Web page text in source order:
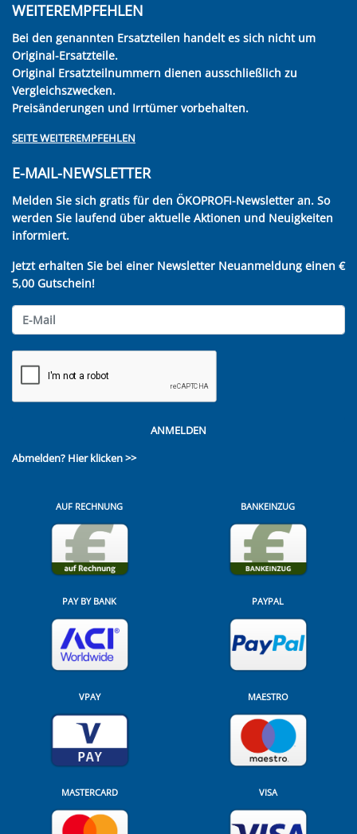
WEITEREMPFEHLEN
Bei den genannten Ersatzteilen handelt es sich nicht um
Original-Ersatzteile.
Original Ersatzteilnummern dienen ausschließlich zu
Vergleichszwecken.
Preisänderungen und Irrtümer vorbehalten.
SEITE WEITEREMPFEHLEN
E-MAIL-NEWSLETTER
Melden Sie sich gratis für den ÖKOPROFI-Newsletter an. So
werden Sie laufend über aktuelle Aktionen und Neuigkeiten
informiert.
Jetzt erhalten Sie bei einer Newsletter Neuanmeldung einen €
5,00 Gutschein!
ANMELDEN
Abmelden? Hier klicken >>
AUF RECHNUNG BANKEINZUG
PAY BY BANK PAYPAL
VPAY MAESTRO
MASTERCARD VISA